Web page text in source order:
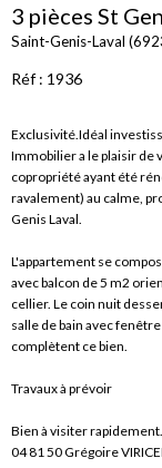
3 pièces St
Saint-Genis-Laval
Réf : 1936
Exclusivité.Idéal
Immobilier a le plaisir de
copropriété ayant été
ravalement) au calme,
Genis Laval.
L'appartement se
avec balcon de 5 m2
cellier. Le coin nuit
salle de bain avec
complètent ce bien.
Travaux à prévoir
Bien à visiter
04 81 50 Grégoire